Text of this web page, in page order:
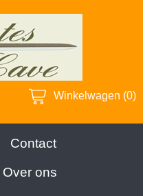
Winkelwagen (0)
Contact
Over ons